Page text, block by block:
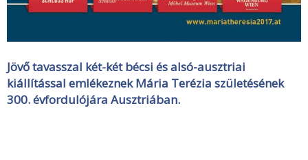
Jövő tavasszal két-két bécsi és alsó-ausztriai
kiállítással emlékeznek Mária Terézia születésének
300. évfordulójára Ausztriában.